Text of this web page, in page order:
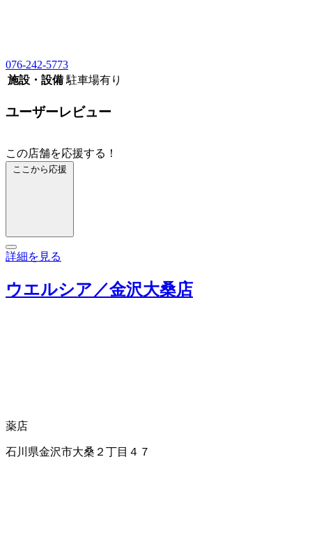
076-242-5773
施設・設備 駐車場有り
ユーザーレビュー
この店舗を応援する！
ここから応援
詳細を見る
ウエルシア／金沢大桑店
薬店
石川県金沢市大桑２丁目４７